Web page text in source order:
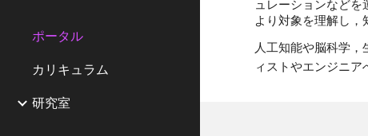
ポータル
カリキュラム
研究室
ュレーションなど
より対象を理解し，
人工知能や脳科学
ィストやエンジニア